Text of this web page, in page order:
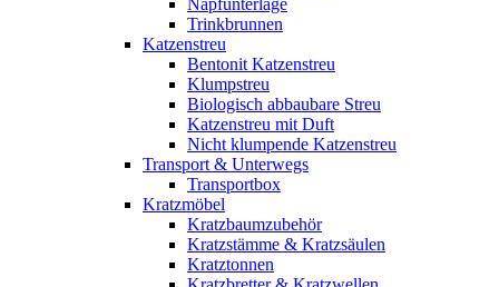
Napfunterlage
Trinkbrunnen
Katzenstreu
Bentonit Katzenstreu
Klumpstreu
Biologisch abbaubare Streu
Katzenstreu mit Duft
Nicht klumpende Katzenstreu
Transport & Unterwegs
Transportbox
Kratzmöbel
Kratzbaumzubehör
Kratzstämme & Kratzsäulen
Kratztonnen